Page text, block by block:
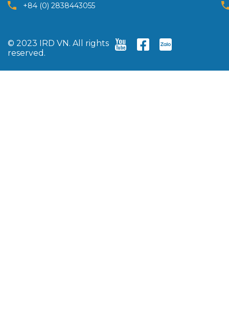
+84 (0) 2838443055
© 2023 IRD VN. All rights
reserved.